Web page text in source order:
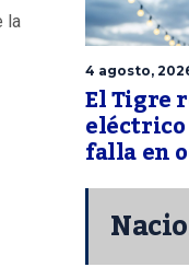
la
4 agosto,
El Tigre
falla en